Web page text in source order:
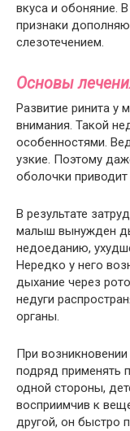
вкуса и обоняние.
признаки
слезотечением.
Основы
Развитие ринита у
внимания. Такой
особенностями.
узкие. Поэтому
оболочки
В результате
малыш вынужден
недоеданию,
Нередко у него
дыхание через
недуги
органы.
При
подряд применять
одной стороны,
восприимчив к
другой, он быстро